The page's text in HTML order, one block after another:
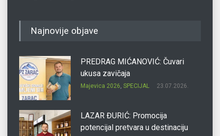
Najnovije objave
PREDRAG MIĆANOVIĆ: Čuvari
ukusa zavičaja
Majevica 2026, SPECIJAL 23.07.2026.
LAZAR ĐURIĆ: Promocija
potencijal pretvara u destinaciju